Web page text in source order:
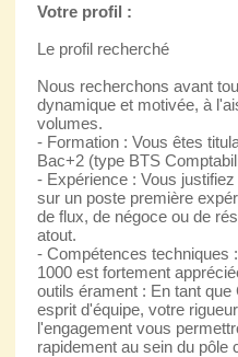
Votre profil :
Le profil recherché
Nous recherchons avant
dynamique et motivée, à
volumes.
- Formation : Vous êtes
Bac+2 (type BTS
- Expérience : Vous
sur un poste première
de flux, de négoce ou de
atout.
- Compétences techniques
1000 est fortement
outils érament : En tant
esprit d'équipe, votre
l'engagement vous
rapidement au sein du pôle